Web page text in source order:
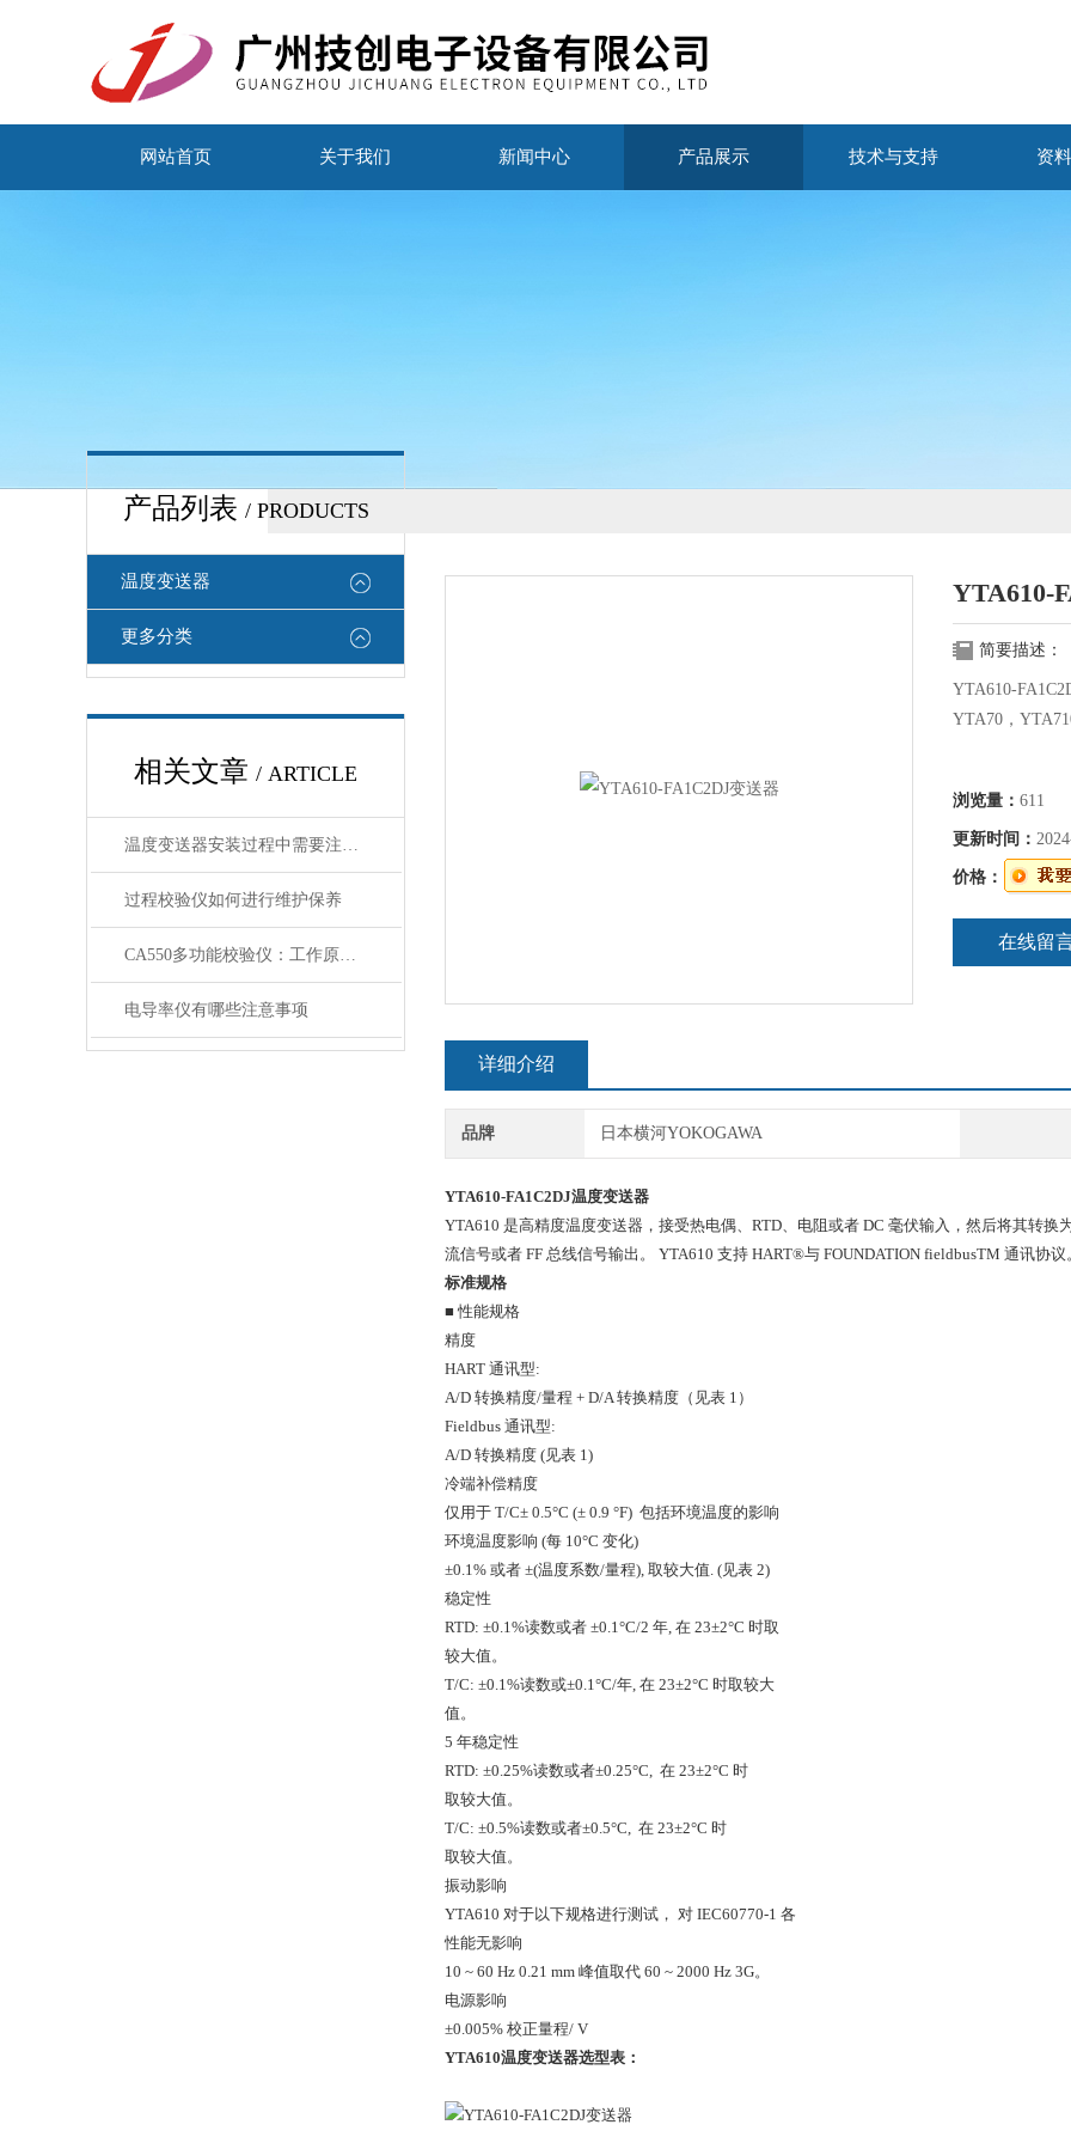
网站首页 关于我们 新闻中心 产品展示 技术与支持 资
产品列表 / PRODUCTS
温度变送器
更多分类
相关文章 / ARTICLE
温度变送器安装过程中需要注意哪些细节
过程校验仪如何进行维护保养
CA550多功能校验仪：工作原理、核心功能与应用场景解析
电导率仪有哪些注意事项
YTA610-
简要描述：
YTA610-
YTA70，
浏览量： 611
更新时间：
价格：
在线留
详细介绍
品牌 日本横河YOKOGAWA
YTA610-FA1C2DJ温度变送器
YTA610 是高精度温度变送器，接受热电偶、RTD、电阻或者 DC 毫伏输入，然后将其转换
流信号或者 FF 总线信号输出。 YTA610 支持 HART®与 FOUNDATION fieldbusTM 通讯协议
标准规格
■ 性能规格
精度
HART 通讯型:
A/D 转换精度/量程 + D/A 转换精度（见表 1）
Fieldbus 通讯型:
A/D 转换精度 (见表 1)
冷端补偿精度
仅用于 T/C± 0.5°C (± 0.9 °F) 包括环境温度的影响
环境温度影响 (每 10°C 变化)
±0.1% 或者 ±(温度系数/量程), 取较大值. (见表 2)
稳定性
RTD: ±0.1%读数或者 ±0.1°C/2 年, 在 23±2°C 时取
较大值。
T/C: ±0.1%读数或±0.1°C/年, 在 23±2°C 时取较大
值。
5 年稳定性
RTD: ±0.25%读数或者±0.25°C, 在 23±2°C 时
取较大值。
T/C: ±0.5%读数或者±0.5°C, 在 23±2°C 时
取较大值。
振动影响
YTA610 对于以下规格进行测试， 对 IEC60770-1 各
性能无影响
10 ~ 60 Hz 0.21 mm 峰值取代 60 ~ 2000 Hz 3G。
电源影响
±0.005% 校正量程/ V
YTA610温度变送器选型表：